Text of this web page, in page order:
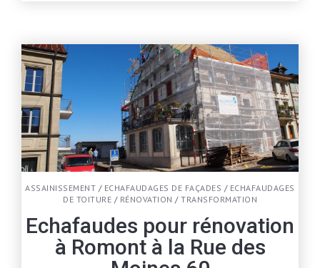
ASSAINISSEMENT / ECHAFAUDAGES DE FAÇADES / ECHAFAUDAGES
DE TOITURE / RÉNOVATION / TRANSFORMATION
Echafaudes pour rénovation
à Romont à la Rue des